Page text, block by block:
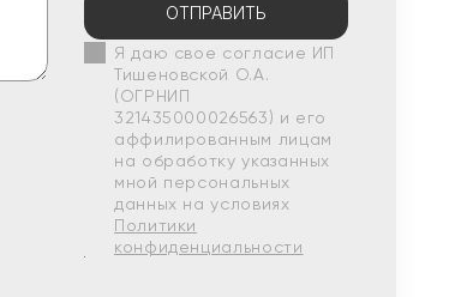
ОТПРАВИТЬ
Я даю свое согласие ИП
Тишеновской О.А.
(ОГРНИП
321435000026563) и его
аффилированным лицам
на обработку указанных
мной персональных
данных на условиях
Политики
конфиденциальности